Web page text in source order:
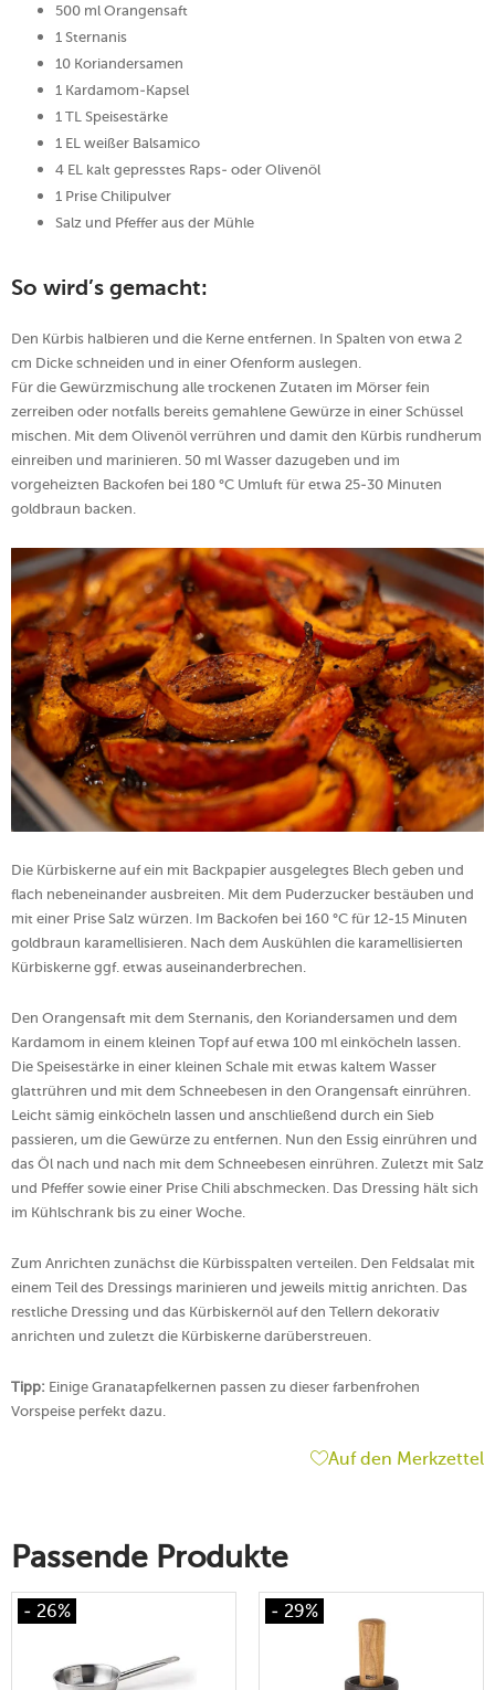
500 ml Orangensaft
1 Sternanis
10 Koriandersamen
1 Kardamom-Kapsel
1 TL Speisestärke
1 EL weißer Balsamico
4 EL kalt gepresstes Raps- oder Olivenöl
1 Prise Chilipulver
Salz und Pfeffer aus der Mühle
So wird’s gemacht:
Den Kürbis halbieren und die Kerne entfernen. In Spalten von etwa 2
cm Dicke schneiden und in einer Ofenform auslegen.
Für die Gewürzmischung alle trockenen Zutaten im Mörser fein
zerreiben oder notfalls bereits gemahlene Gewürze in einer Schüssel
mischen. Mit dem Olivenöl verrühren und damit den Kürbis rundherum
einreiben und marinieren. 50 ml Wasser dazugeben und im
vorgeheizten Backofen bei 180 °C Umluft für etwa 25-30 Minuten
goldbraun backen.
Die Kürbiskerne auf ein mit Backpapier ausgelegtes Blech geben und
flach nebeneinander ausbreiten. Mit dem Puderzucker bestäuben und
mit einer Prise Salz würzen. Im Backofen bei 160 °C für 12-15 Minuten
goldbraun karamellisieren. Nach dem Auskühlen die karamellisierten
Kürbiskerne ggf. etwas auseinanderbrechen.
Den Orangensaft mit dem Sternanis, den Koriandersamen und dem
Kardamom in einem kleinen Topf auf etwa 100 ml einköcheln lassen.
Die Speisestärke in einer kleinen Schale mit etwas kaltem Wasser
glattrühren und mit dem Schneebesen in den Orangensaft einrühren.
Leicht sämig einköcheln lassen und anschließend durch ein Sieb
passieren, um die Gewürze zu entfernen. Nun den Essig einrühren und
das Öl nach und nach mit dem Schneebesen einrühren. Zuletzt mit Salz
und Pfeffer sowie einer Prise Chili abschmecken. Das Dressing hält sich
im Kühlschrank bis zu einer Woche.
Zum Anrichten zunächst die Kürbisspalten verteilen. Den Feldsalat mit
einem Teil des Dressings marinieren und jeweils mittig anrichten. Das
restliche Dressing und das Kürbiskernöl auf den Tellern dekorativ
anrichten und zuletzt die Kürbiskerne darüberstreuen.
Tipp: Einige Granatapfelkernen passen zu dieser farbenfrohen
Vorspeise perfekt dazu.
Auf den Merkzettel
Passende Produkte
- 26% - 29%